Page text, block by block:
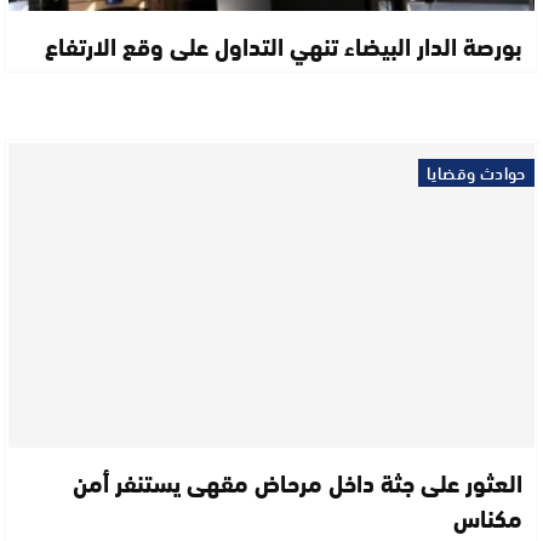
بورصة الدار البيضاء تنهي التداول على وقع الارتفاع
حوادث وقضايا
العثور على جثة داخل مرحاض مقهى يستنفر أمن
مكناس